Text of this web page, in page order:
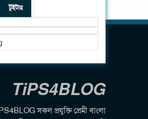
টুইটার
TiPS4BLOG
সকল প্রযুক্তি প্রেমী বাংলা